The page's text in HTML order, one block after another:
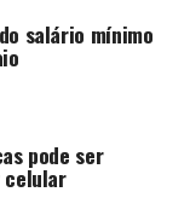
salário mínimo
pode ser
celular